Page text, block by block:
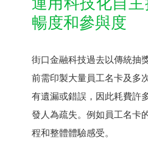
暢度和參與度
街口金融科技過去以傳統抽
前需印製大量員工名卡及多
有遺漏或錯誤，因此耗費許
發人為疏失。例如員工名卡
程和整體體驗感受。